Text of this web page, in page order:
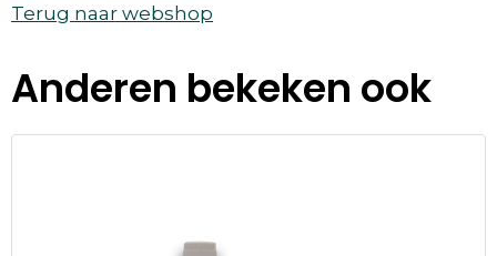
Terug naar webshop
Anderen bekeken ook